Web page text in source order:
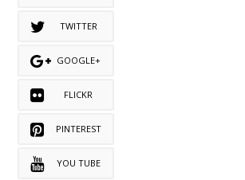
TWITTER
GOOGLE+
FLICKR
PINTEREST
YOU TUBE